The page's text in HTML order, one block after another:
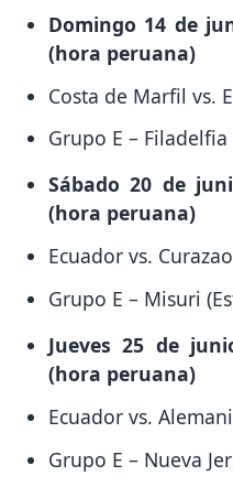
Domingo 14 de
(hora peruana)
Costa de Marfil vs.
Grupo E –
Sábado 20 de
(hora peruana)
Ecuador vs. Curazao
Grupo E – Misuri
Jueves 25 de
(hora peruana)
Ecuador vs.
Grupo E – Nueva